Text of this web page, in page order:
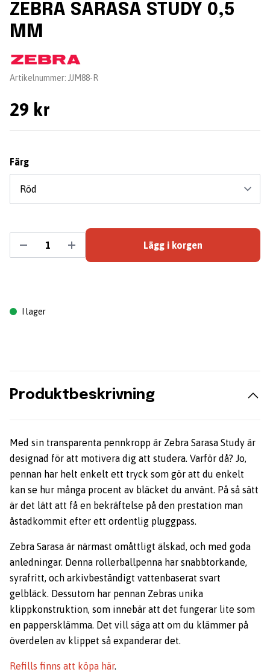
ZEBRA SARASA STUDY 0,5
MM
Leverantör:
Artikelnummer: JJM88-R
29 kr
Färg
Lägg i korgen
I lager
Produktbeskrivning
Med sin transparenta pennkropp är Zebra Sarasa Study är
designad för att motivera dig att studera. Varför då? Jo,
pennan har helt enkelt ett tryck som gör att du enkelt
kan se hur många procent av bläcket du använt. På så sätt
är det lätt att få en bekräftelse på den prestation man
åstadkommit efter ett ordentlig pluggpass.
Zebra Sarasa är närmast omåttligt älskad, och med goda
anledningar. Denna rollerballpenna har snabbtorkande,
syrafritt, och arkivbeständigt vattenbaserat svart
gelbläck. Dessutom har pennan Zebras unika
klippkonstruktion, som innebär att det fungerar lite som
en pappersklämma. Det vill säga att om du klämmer på
överdelen av klippet så expanderar det.
Refills finns att köpa här.